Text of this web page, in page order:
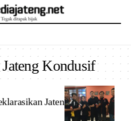
Kondusif
Jateng Kondusif